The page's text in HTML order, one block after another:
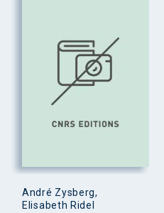
André Zysberg,
Elisabeth Ridel